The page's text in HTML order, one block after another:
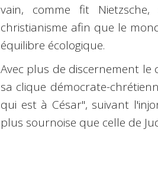
vain, comme fit
christianisme afin que le
équilibre écologique.
Avec plus de discernement
sa clique démocrate-
qui est à César", suivant
plus sournoise que celle de